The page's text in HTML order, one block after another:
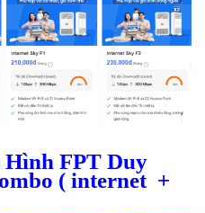
FPT Duy
( internet +